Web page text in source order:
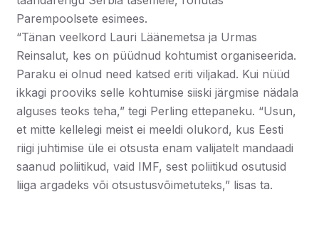
Parempoolsete esimees.
“Tänan veelkord Lauri Läänemetsa ja Urmas
Reinsalut, kes on püüdnud kohtumist organiseerida.
Paraku ei olnud need katsed eriti viljakad. Kui nüüd
ikkagi prooviks selle kohtumise siiski järgmise nädala
alguses teoks teha,” tegi Perling ettepaneku. “Usun,
et mitte kellelegi meist ei meeldi olukord, kus Eesti
riigi juhtimise üle ei otsusta enam valijatelt mandaadi
saanud poliitikud, vaid IMF, sest poliitikud osutusid
liiga argadeks või otsustusvõimetuteks,” lisas ta.